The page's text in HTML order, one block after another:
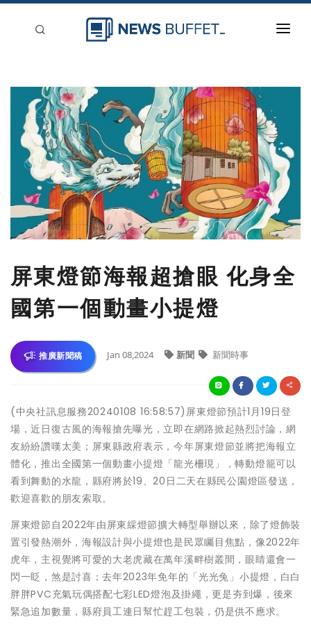
新聞稿分類
登入
刊登
屏東燈節海報超搶眼 化身全
國第一個動畫小提燈
推廣新聞稿 Jan 08,2024 新聞 新聞時事
(中央社訊息服務20240108 16:58:57)屏東燈節預計1月19日登
場，近日復古風的海報搶先曝光，立即在網路掀起熱烈討論，網
友紛紛讚嘆太美；屏東縣政府表示，今年屏東燈節並將把海報立
體化，推出全國第一個動畫小提燈「龍光柵現」，轉動燈籠可以
看到舞動的水龍，縣府將於19、20日二天在縣民公園燈區發送，
歡迎喜歡的朋友索取。
屏東燈節自2022年由屏東綵燈節擴大轉型舉辦以來，除了燈飾裝
置引發熱潮外，海報設計與小提燈也是民眾矚目焦點，像2022年
虎年，主視覺將可愛的大老虎藏在萬年溪畔樹叢間，眼睛還會一
閃一眨，煞是討喜；去年2023年免年的「光光兔」小提燈，白白
胖胖PVC充氣玩偶搭配七彩LED燈泡及掛繩，更是夯到爆，後來
緊急追加數量，縣府員工連日幫忙趕工包裝，仍是供不應求。